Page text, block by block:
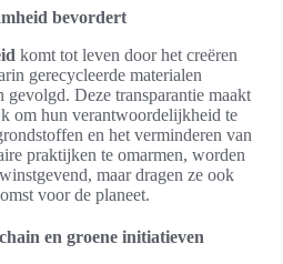
bevordert
komt tot leven door het creëren
gerecycleerde materialen
Deze transparantie maakt
om hun verantwoordelijkheid te
en het verminderen van
praktijken te omarmen, worden
maar dragen ze ook
voor de planeet.
en groene initiatieven